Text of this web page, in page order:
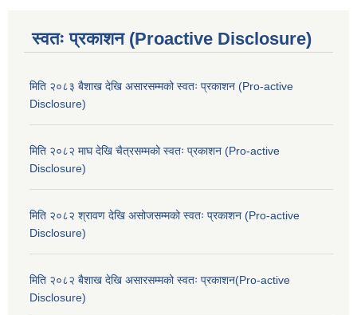
स्वतः प्रकाशन (Proactive Disclosure)
मिति २०८३ बैशाख देखि असारसम्मको स्वतः प्रकाशन (Pro-active
Disclosure)
मिति २०८२ माघ देखि चैत्रसम्मको स्वतः प्रकाशन (Pro-active
Disclosure)
मिति २०८२ श्रावण देखि असोजसम्मको स्वतः प्रकाशन (Pro-active
Disclosure)
मिति २०८२ बैशाख देखि असारसम्मको स्वतः प्रकाशन(Pro-active
Disclosure)